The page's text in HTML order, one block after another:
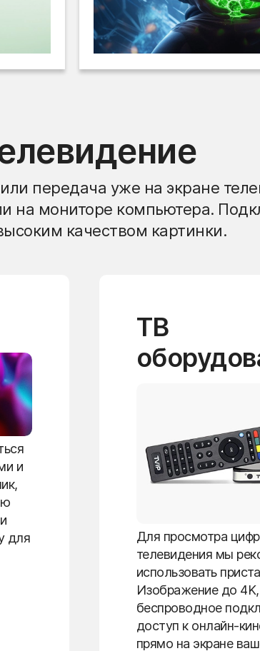
передача уже на экране
на мониторе компьютера.
качеством картинки.
и
для
ТВ
Для просмотра
телевидения мы
использовать
Изображение до 4K,
беспроводное
доступ к онлайн-
прямо на экране